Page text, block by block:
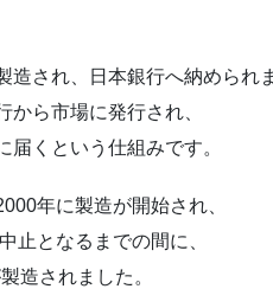
造され、日本銀行へ納められ
から市場に発行され、
届くという仕組みです。
年に製造が開始され、
止となるまでの間に、
造されました。